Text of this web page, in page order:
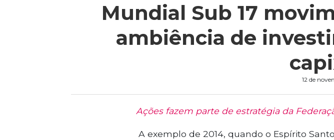
Mundial Sub 17
ambiência de
12 de
Ações fazem parte de estratégia da
A exemplo de 2014, quando o Espírito